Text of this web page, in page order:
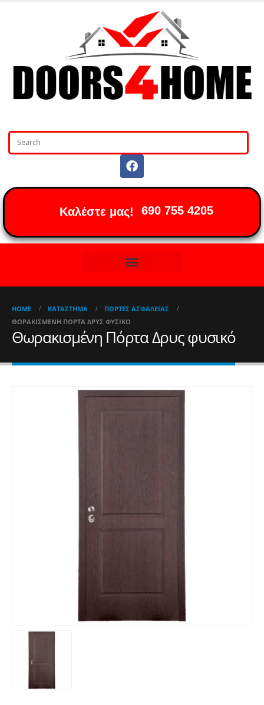
Καλέστε μας! 690 755 4205
HOME ΚΑΤΆΣΤΗΜΑ
ΠΌΡΤΕΣ ΑΣΦΑΛΕΊΑΣ
ΘΩΡΑΚΙΣΜΈΝΗ ΠΌΡΤΑ ΔΡΥΣ ΦΥΣΙΚΌ
Θωρακισμένη Πόρτα Δρυς φυσικό